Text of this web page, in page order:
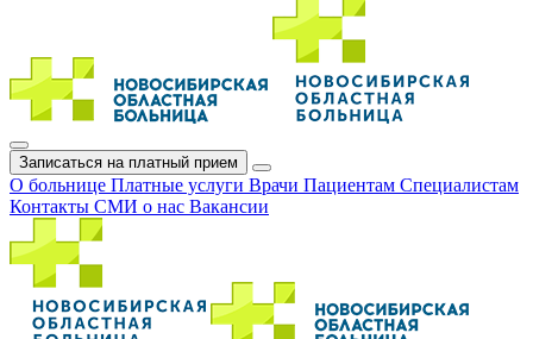
Записаться на платный прием
О больнице Платные услуги Врачи Пациентам Специалистам
Контакты СМИ о нас Вакансии